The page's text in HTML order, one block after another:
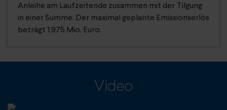
Anleihe am Laufzeitende zusammen mit der Tilgung
in einer Summe. Der maximal geplante Emissionserlös
beträgt 1,975 Mio. Euro.
Video